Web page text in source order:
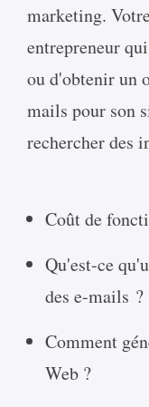
marketing.
entrepreneur
ou d'obtenir un
mails pour son
rechercher des
Coût de
Qu'est-ce
des e-mails ?
Comment
Web ?